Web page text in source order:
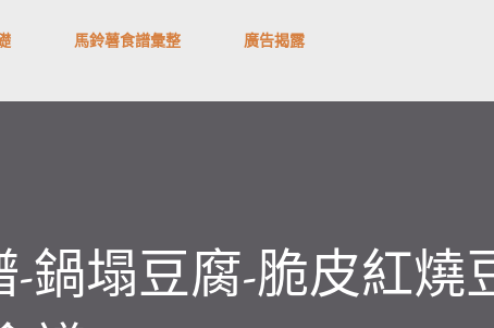
馬鈴薯食譜彙整 廣告揭露
鍋塌豆腐-脆皮紅燒